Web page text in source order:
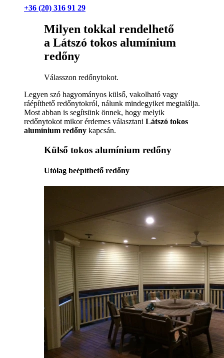
+36 (20) 316 91 29
Milyen tokkal rendelhető
a Látszó tokos alumínium
redőny
Válasszon redőnytokot.
Legyen szó hagyományos külső, vakolható vagy
ráépíthető redőnytokról, nálunk mindegyiket megtalálja.
Most abban is segítsünk önnek, hogy melyik
redőnytokot mikor érdemes választani Látszó tokos
alumínium redőny kapcsán.
Külső tokos alumínium redőny
Utólag beépíthető redőny